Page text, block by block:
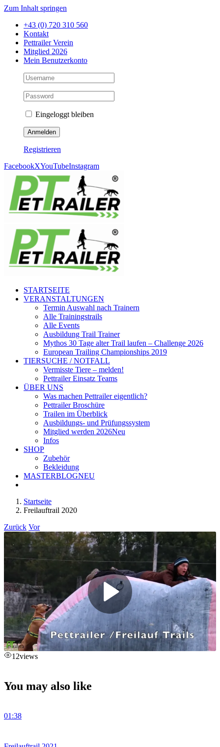
Zum Inhalt springen
+43 (0) 720 310 560
Kontakt
Pettrailer Verein
Mitglied 2026
Mein Benutzerkonto
Eingeloggt bleiben
Registrieren
FacebookXYouTubeInstagram
STARTSEITE
VERANSTALTUNGEN
Termin Auswahl nach Trainern
Alle Trainingstrails
Alle Events
Ausbildung Trail Trainer
Mythos 30 Tage alter Trail laufen – Challenge 2026
European Trailing Championships 2019
TIERSUCHE / NOTFALL
Vermisste Tiere – melden!
Pettrailer Einsatz Teams
ÜBER UNS
Was machen Pettrailer eigentlich?
Pettrailer Broschüre
Trailen im Überblick
Ausbildungs- und Prüfungssystem
Mitglied werden 2026Neu
Infos
SHOP
Zubehör
Bekleidung
MASTERBLOGNEU
Startseite
Freilauftrail 2020
Zurück Vor
12views
You may also like
01:38